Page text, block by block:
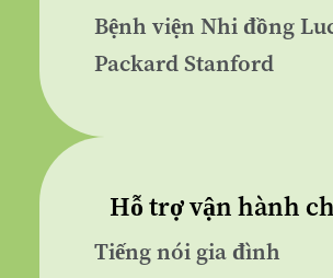
Bệnh viện Nhi đồng
Packard Stanford
Hỗ trợ vận hành
Tiếng nói gia đình